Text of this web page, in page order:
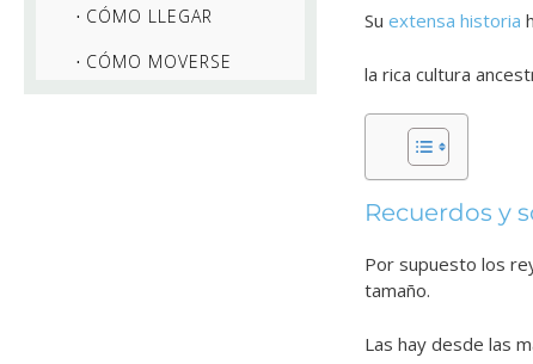
CÓMO LLEGAR
CÓMO MOVERSE
Su extensa historia
la rica cultura
Recuerdos y
Por supuesto los
tamaño.
Las hay desde las